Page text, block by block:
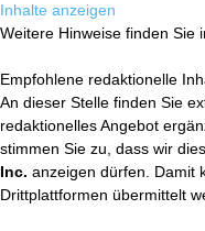
Inhalte anzeigen
Weitere Hinweise finden Sie
Empfohlene redaktionelle
An dieser Stelle finden Sie
redaktionelles Angebot
stimmen Sie zu, dass wir
Inc. anzeigen dürfen. Damit
Drittplattformen übermittelt